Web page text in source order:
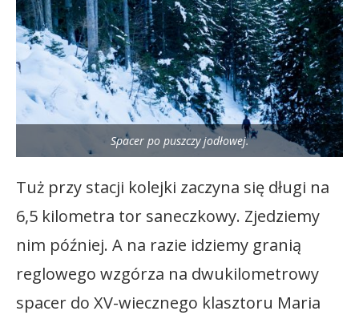
Spacer po puszczy jodłowej.
Tuż przy stacji kolejki zaczyna się długi na
6,5 kilometra tor saneczkowy. Zjedziemy
nim później. A na razie idziemy granią
reglowego wzgórza na dwukilometrowy
spacer do XV-wiecznego klasztoru Maria